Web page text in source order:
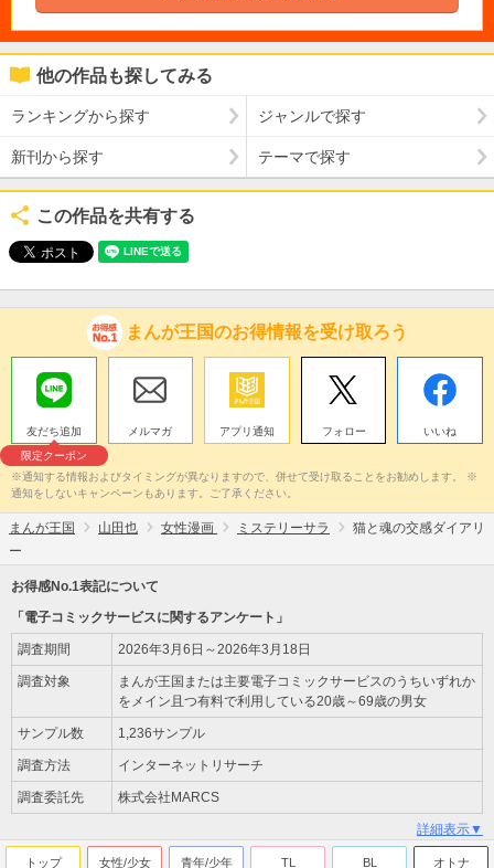
他の作品も探してみる
ランキングから探す ジャンルで探す
新刊から探す テーマで探す
この作品を共有する
まんが王国のお得情報を受け取ろう
友だち追加
限定クーポン
メルマガ アプリ通知 フォロー いいね
※通知する情報およびタイミングが異なりますので、併せて受け取ることをお勧めします。 ※
通知をしないキャンペーンもあります。ご了承ください。
まんが王国 山田也 女性漫画 ミステリーサラ
猫と魂の交感ダイアリ
ー
お得感No.1表記について
「電子コミックサービスに関するアンケート」
調査期間 2026年3月6日～2026年3月18日
調査対象
まんが王国または主要電子コミックサービスのうちいずれか
をメイン且つ有料で利用している20歳～69歳の男女
サンプル数 1,236サンプル
調査方法 インターネットリサーチ
調査委託先 株式会社MARCS
詳細表示▼
トップ 女性/少女 青年/少年 TL BL オトナ